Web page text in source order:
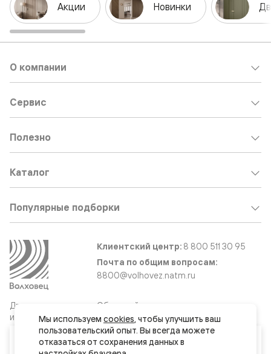
Ваш город
Акции Новинки
Двери
и интерьерные
решения
О компании
Сервис
Полезно
Каталог
Популярные подборки
Клиентский центр: 8 800 511 30 95
Почта по общим вопросам:
8800@volhovez.natm.ru
Обратный звонок
Мы используем cookies, чтобы улучшить ваш
пользовательский опыт. Вы всегда можете
отказаться от сохранения данных в